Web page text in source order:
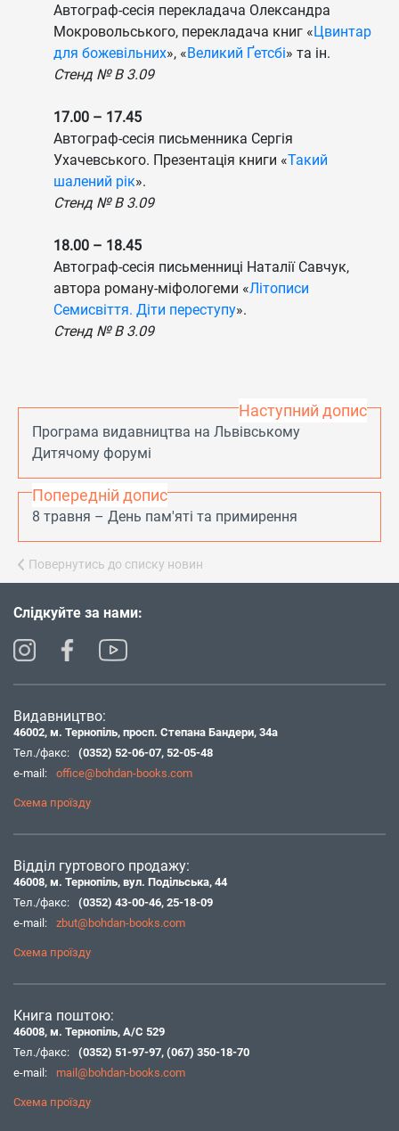
Автограф-сесія перекладача Олександра
Мокровольського, перекладача книг «Цвинтар
для божевільних», «Великий Ґетсбі» та ін.
Стенд № B 3.09
17.00 – 17.45
Автограф-сесія письменника Сергія
Ухачевського. Презентація книги «Такий
шалений рік».
Стенд № B 3.09
18.00 – 18.45
Автограф-сесія письменниці Наталії Савчук,
автора роману-міфологеми «Літописи
Семисвіття. Діти переступу».
Стенд № B 3.09
Наступний допис
Програма видавництва на Львівському
Дитячому форумі
Попередній допис
8 травня – День пам'яті та примирення
Повернутись до списку новин
Слідкуйте за нами:
Видавництво:
46002, м. Тернопіль, просп. Степана Бандери, 34а
Тел./факс:
(0352) 52-06-07, 52-05-48
e-mail:
office@bohdan-books.com
Схема проїзду
Відділ гуртового продажу:
46008, м. Тернопіль, вул. Подільська, 44
Тел./факс:
(0352) 43-00-46, 25-18-09
e-mail:
zbut@bohdan-books.com
Схема проїзду
Книга поштою:
46008, м. Тернопіль, А/С 529
Тел./факс:
(0352) 51-97-97, (067) 350-18-70
e-mail:
mail@bohdan-books.com
Схема проїзду